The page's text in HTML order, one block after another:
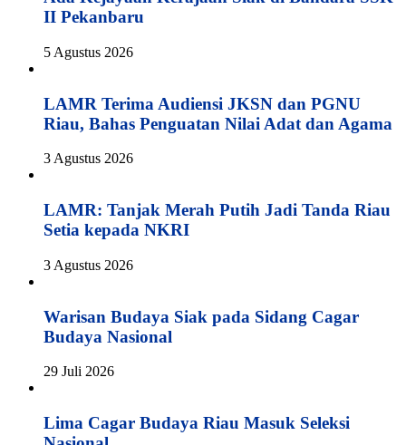
II Pekanbaru
5 Agustus 2026
LAMR Terima Audiensi JKSN dan PGNU
Riau, Bahas Penguatan Nilai Adat dan Agama
3 Agustus 2026
LAMR: Tanjak Merah Putih Jadi Tanda Riau
Setia kepada NKRI
3 Agustus 2026
Warisan Budaya Siak pada Sidang Cagar
Budaya Nasional
29 Juli 2026
Lima Cagar Budaya Riau Masuk Seleksi